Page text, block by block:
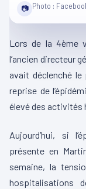
📷 Photo :
Lors de la 4ème
l’ancien directeur
avait déclenché
reprise de
élevé des
Aujourd’hui, si
présente en
semaine, la
hospitalisations